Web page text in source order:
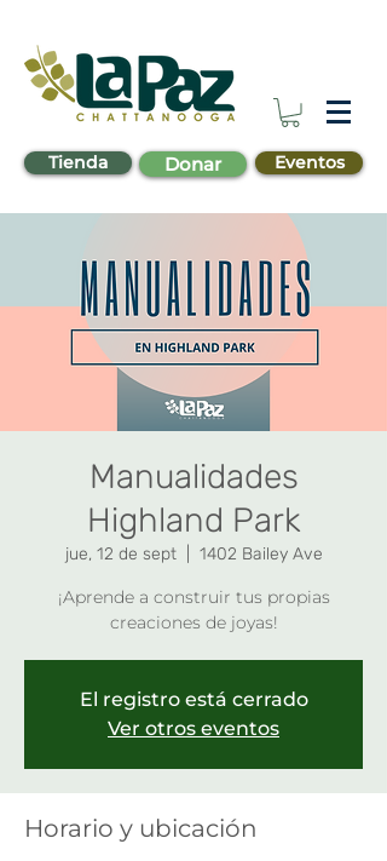
Tienda Donar Eventos
Manualidades
Highland Park
jue, 12 de sept
  |
1402 Bailey Ave
¡Aprende a construir tus propias
creaciones de joyas!
El registro está cerrado
Ver otros eventos
Horario y ubicación